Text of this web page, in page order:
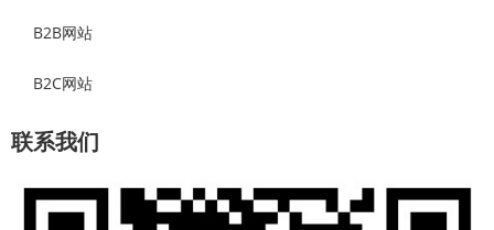
B2B网站
B2C网站
联系我们